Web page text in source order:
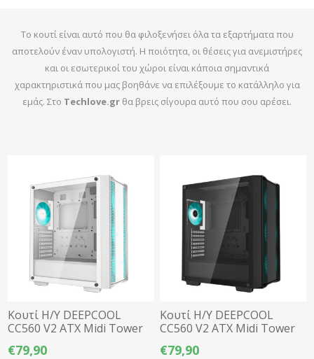
Το κουτί είναι αυτό που θα φιλοξενήσει όλα τα εξαρτήματα που
αποτελούν έναν υπολογιστή. Η ποιότητα, οι θέσεις για ανεμιστήρες
και οι εσωτερικοί του χώροι είναι κάποια σημαντικά
χαρακτηριστικά που μας βοηθάνε να επιλέξουμε το κατάλληλο για
εμάς. Στο Techlove.gr θα βρεις σίγουρα αυτό που σου αρέσει.
Κουτί Η/Υ DEEPCOOL
CC560 V2 ATX Midi Tower
€79,90
Κουτί Η/Υ DEEPCOOL
CC560 V2 ATX Midi Tower
€79,90